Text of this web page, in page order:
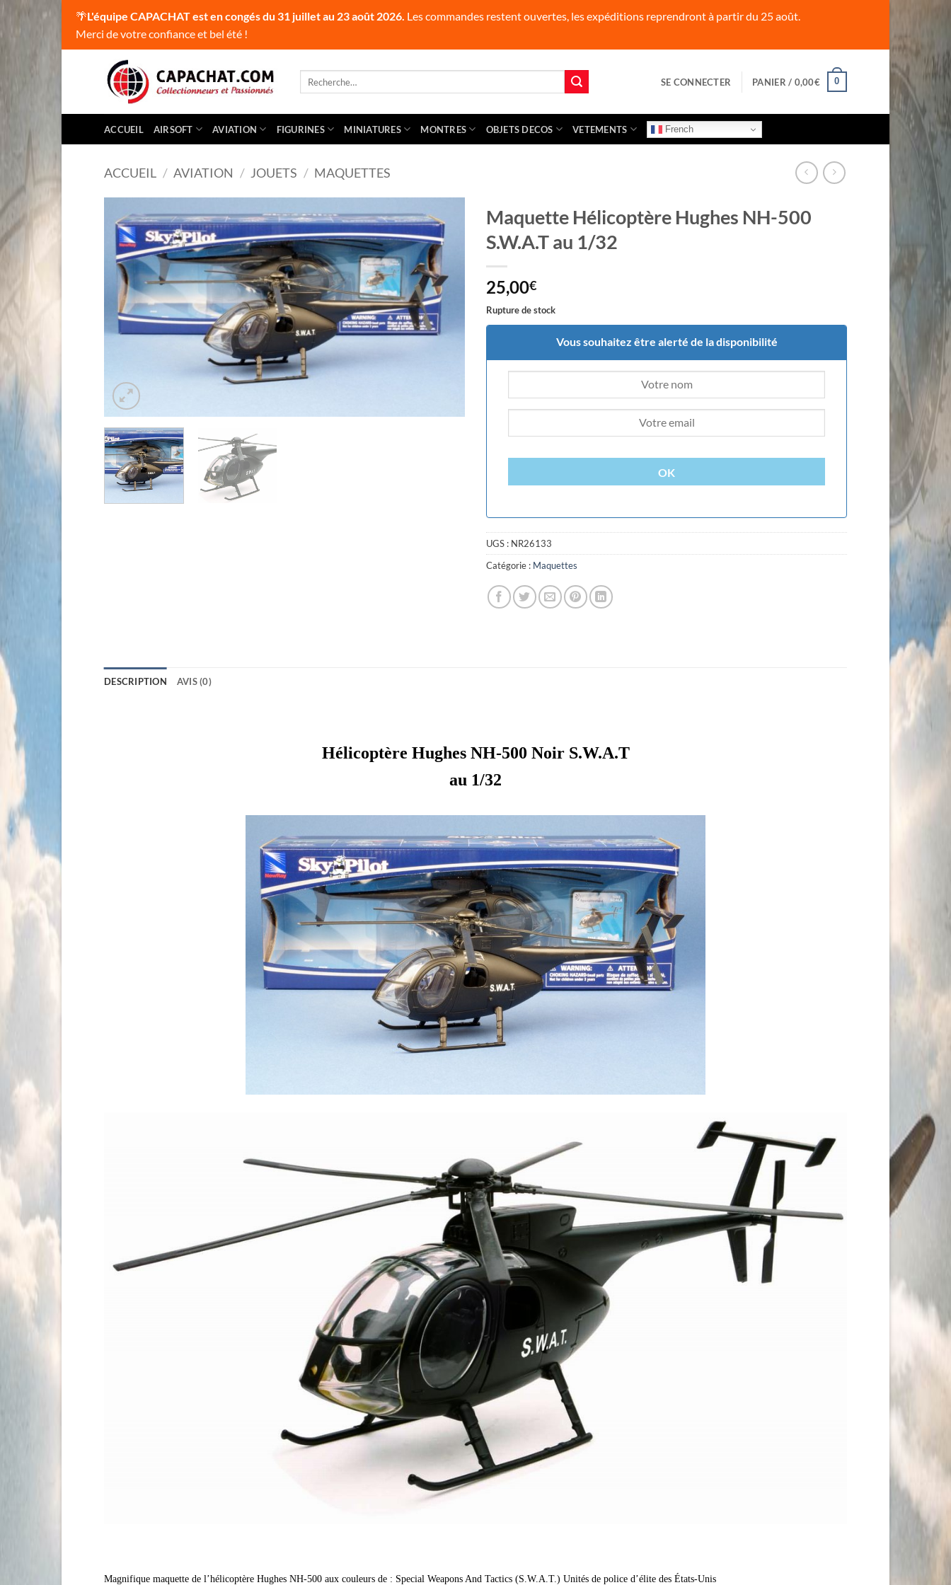
🌴L'équipe CAPACHAT est en congés du 31 juillet au 23 août 2026. Les commandes restent ouvertes, les expéditions reprendront à partir du 25 août.
Merci de votre confiance et bel été !
SE CONNECTER PANIER / 0,00€ 0
ACCUEIL AIRSOFT AVIATION FIGURINES MINIATURES MONTRES OBJETS DECOS VETEMENTS French
ACCUEIL / AVIATION / JOUETS / MAQUETTES
Maquette Hélicoptère Hughes NH-500
S.W.A.T au 1/32
25,00€
Rupture de stock
Vous souhaitez être alerté de la disponibilité
OK
UGS : NR26133
Catégorie : Maquettes
DESCRIPTION AVIS (0)
Hélicoptère Hughes NH-500 Noir S.W.A.T
au 1/32
Magnifique maquette de l’hélicoptère Hughes NH-500 aux couleurs de : Special Weapons And Tactics (S.W.A.T.) Unités de police d’élite des États-Unis